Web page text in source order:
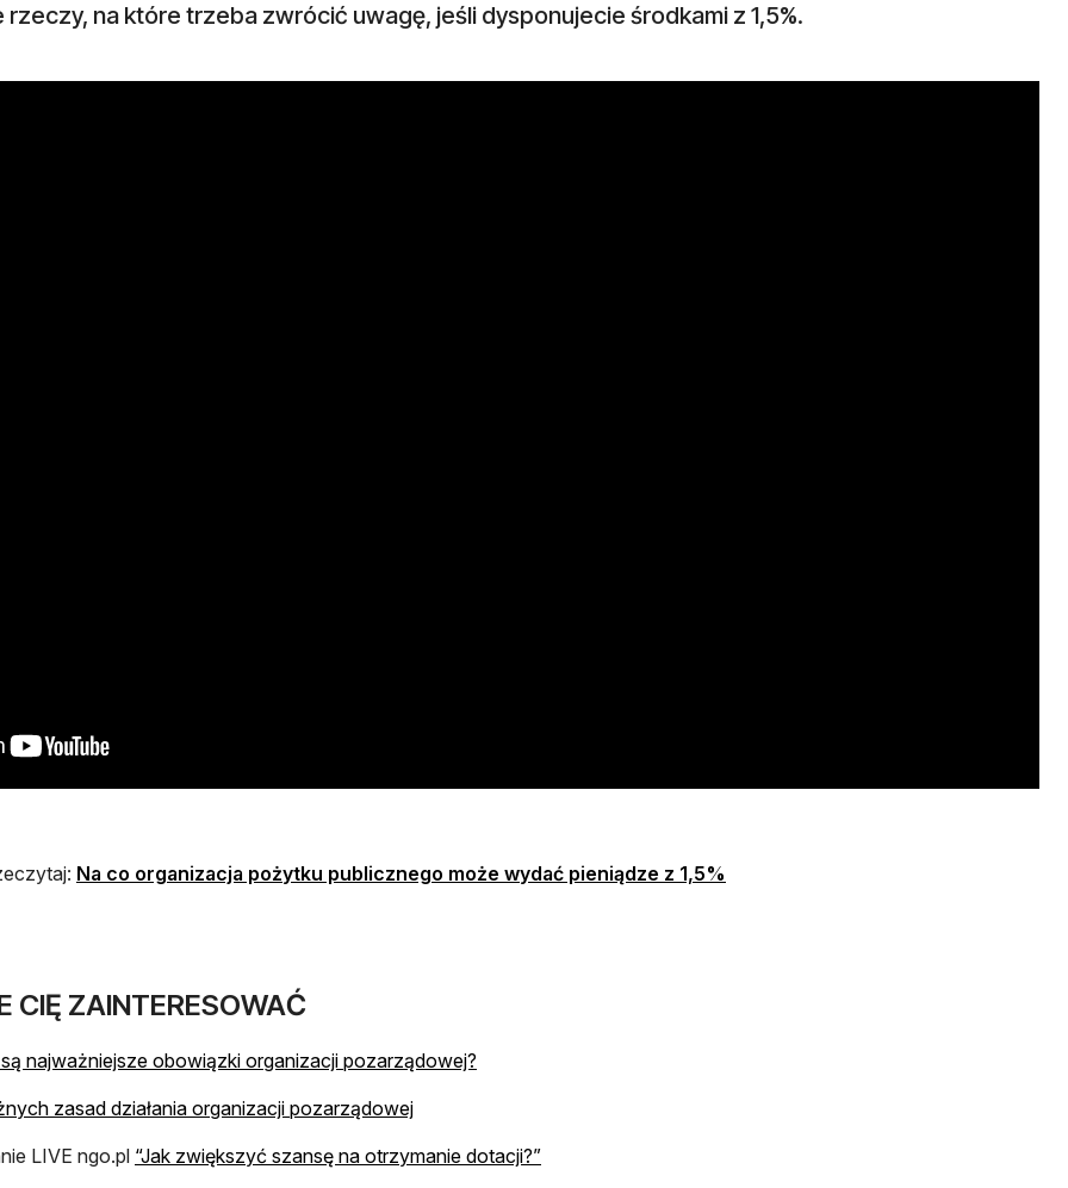
rzeczy, na które trzeba zwrócić uwagę, jeśli dysponujecie środkami z 1,5%.
Na co organizacja pożytku publicznego może wydać pieniądze z 1,5%
CIĘ ZAINTERESOWAĆ
najważniejsze obowiązki organizacji pozarządowej?
zasad działania organizacji pozarządowejotwiera się w nowej karcie
LIVE ngo.pl “Jak zwiększyć szansę na otrzymanie dotacji?”otwiera się w nowej karcie